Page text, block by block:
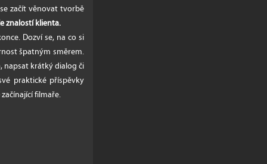
začít věnovat tvorbě
znalostí klienta.
Dozví se, na co si
špatným směrem.
napsat krátký dialog či
praktické příspěvky
filmaře.